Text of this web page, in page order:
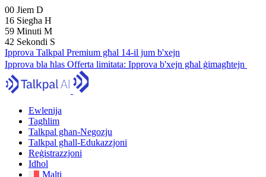
00 Jiem D
16 Siegħa H
59 Minuti M
41 Sekondi S
Ipprova Talkpal Premium għal 14-il jum b'xejn
Ipprova bla ħlas Offerta limitata: Ipprova b'xejn għal ġimagħtejn
Ewlenija
Tagħlim
Talkpal għan-Negozju
Talkpal għall-Edukazzjoni
Reġistrazzjoni
Idħol
Malti